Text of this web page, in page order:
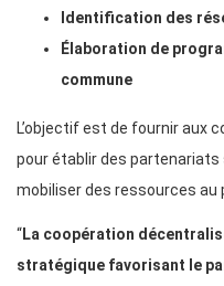
Identification des
Élaboration de
commune
L’objectif est de fournir aux
pour établir des
mobiliser des ressources au
“La coopération
stratégique favorisant le